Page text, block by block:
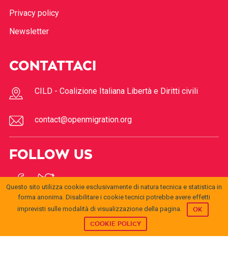
Privacy policy
Newsletter
CONTATTACI
CILD - Coalizione Italiana Libertà e Diritti civili
contact@openmigration.org
FOLLOW US
openmigration.orgbyCILDis licensed under aCreative
© 2017Open
Questo sito utilizza cookie esclusivamente di natura tecnica e statistica in
forma anonima. Disabilitare i cookie tecnici potrebbe avere effetti
imprevisti sulle modalità di visualizzazione della pagina.
OK
COOKIE POLICY